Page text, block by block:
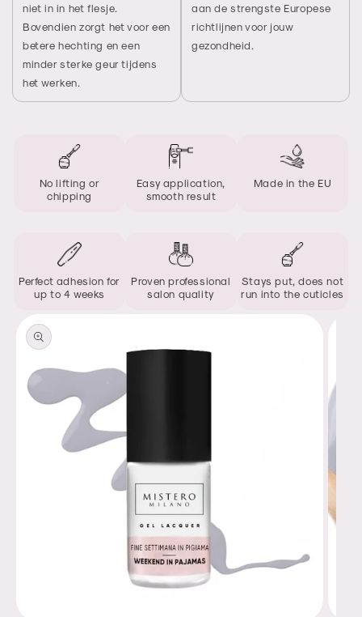
Skip to
niet in in het flesje.
Bovendien zorgt het voor een
betere hechting en een
minder sterke geur tijdens
het werken.
aan de strengste Europese
richtlijnen voor jouw
gezondheid.
No lifting or
chipping
Easy application,
smooth result
Made in the EU
Perfect adhesion for
up to 4 weeks
Proven professional
salon quality
Stays put, does not
run into the cuticles